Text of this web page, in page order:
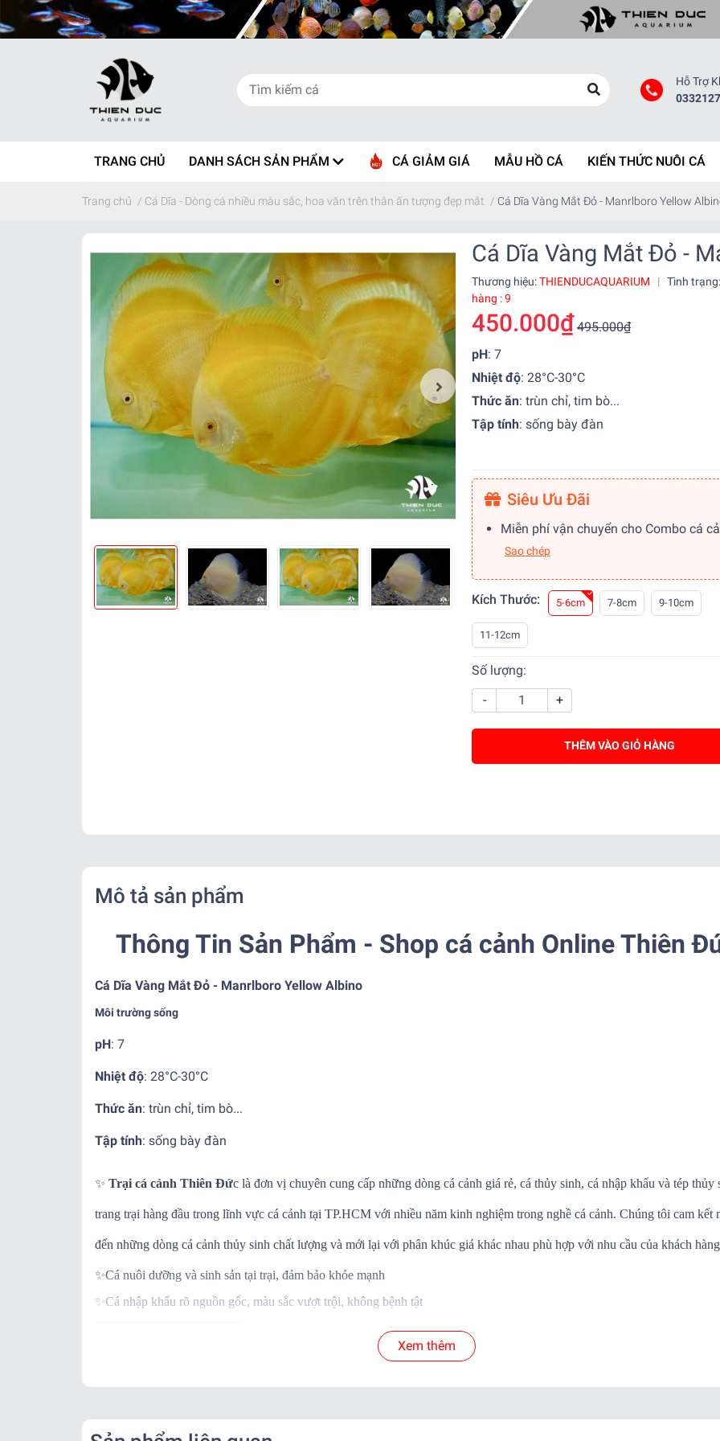
Hỗ Trợ
TRANG CHỦ DANH SÁCH SẢN PHẨM CÁ GIẢM GIÁ MẪU HỒ CÁ KIẾN THỨC NUÔI CÁ
Trang chủ / Cá Dĩa - Dòng cá nhiều màu sắc, hoa văn trên thân ấn tượng đẹp mắt / Cá Dĩa Vàng Mắt Đỏ - Manrlboro Yellow
Cá Dĩa Vàng Mắt Đỏ -
Thương hiệu:THIENDUCAQUARIUM |
Tình
hàng : 9
450.000₫ 495.000₫
pH: 7
Nhiệt độ: 28°C-30°C
Thức ăn: trùn chỉ, tim bò...
Tập tính: sống bày đàn
Siêu Ưu Đãi
Miễn phí vận chuyển cho Combo cá
Sao chép
Kích Thước: 5-6cm 7-8cm 9-10cm
11-12cm
Số lượng:
-
+
THÊM VÀO GIỎ HÀNG
Mô tả sản phẩm
Thông Tin Sản Phẩm - Shop cá cảnh Online Thiên
Cá Dĩa Vàng Mắt Đỏ - Manrlboro Yellow Albino
Môi trường sống
pH: 7
Nhiệt độ: 28°C-30°C
Thức ăn: trùn chỉ, tim bò...
Tập tính: sống bày đàn
✨ Trại cá cảnh Thiên Đức là đơn vị chuyên cung cấp những dòng cá cảnh giá rẻ, cá thủy sinh, cá nhập khẩu và tép thủy
trang trại hàng đầu trong lĩnh vực cá cảnh tại TP.HCM với nhiều năm kinh nghiệm trong nghề cá cảnh. Chúng tôi cam kết
đến những dòng cá cảnh thủy sinh chất lượng và mới lại với phân khúc giá khác nhau phù hợp với nhu cầu của khách hàng
✨Cá nuôi dưỡng và sinh sản tại trại, đảm bảo khỏe mạnh
✨Cá nhập khẩu rõ nguồn gốc, màu sắc vượt trội, không bệnh tật
Ngoài ra khi mua hàng, trại còn BẢO HÀNH CÁ SỐNG đến tay khách hàng
Khi nhận hàng vui lòng quay video kiểm tra thùng cá để shop xử lý nếu có hư hao.
Kể từ khi đơn hàng đã bàn giao cho đơn vị vận chuyển.
Xem thêm